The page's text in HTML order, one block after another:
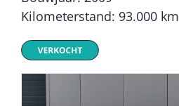
Kilometerstand: 93.000 km